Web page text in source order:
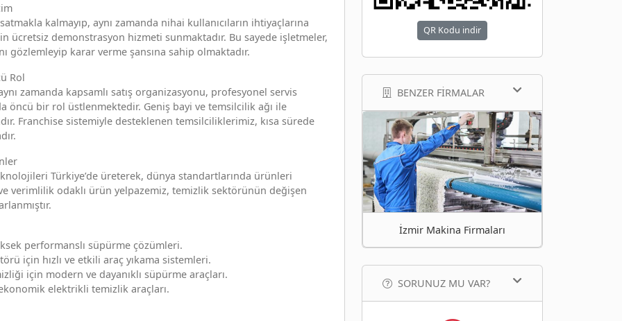
kalmayıp, aynı zamanda nihai kullanıcıların ihtiyaçlarına
ücretsiz demonstrasyon hizmeti sunmaktadır. Bu sayede işletmeler,
gözlemleyip karar verme şansına sahip olmaktadır.
Rol
zamanda kapsamlı satış organizasyonu, profesyonel servis
öncü bir rol üstlenmektedir. Geniş bayi ve temsilcilik ağı ile
Franchise sistemiyle desteklenen temsilciliklerimiz, kısa sürede
Türkiye’de üreterek, dünya standartlarında ürünleri
verimlilik odaklı ürün yelpazemiz, temizlik sektörünün değişen
performanslı süpürme çözümleri.
için hızlı ve etkili araç yıkama sistemleri.
için modern ve dayanıklı süpürme araçları.
elektrikli temizlik araçları.
QR Kodu indir
BENZER FIRMALAR
İzmir Makina Firmaları
SORUNUZ MU VAR?